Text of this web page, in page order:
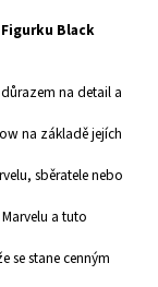
Black
na detail a
na základě jejích
sběratele nebo
a tuto
se stane cenným